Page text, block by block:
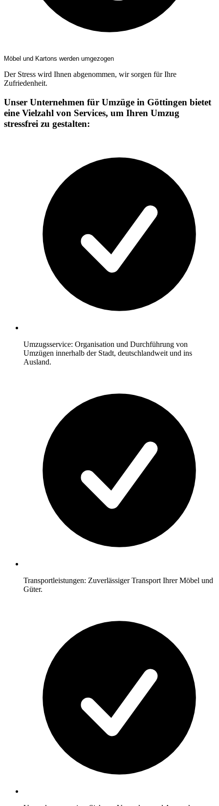
Möbel und Kartons werden umgezogen
Der Stress wird Ihnen abgenommen, wir sorgen für Ihre
Zufriedenheit.
Unser Unternehmen für Umzüge in Göttingen bietet
eine Vielzahl von Services, um Ihren Umzug
stressfrei zu gestalten:
Umzugsservice: Organisation und Durchführung von
Umzügen innerhalb der Stadt, deutschlandweit und ins
Ausland.
Transportleistungen: Zuverlässiger Transport Ihrer Möbel und
Güter.